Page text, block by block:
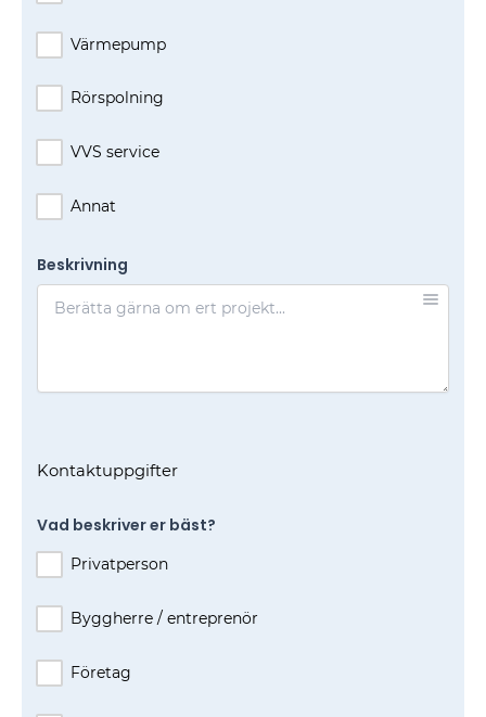
Värmepump
Rörspolning
VVS service
Annat
Beskrivning
Kontaktuppgifter
Vad beskriver er bäst?
Privatperson
Byggherre / entreprenör
Företag